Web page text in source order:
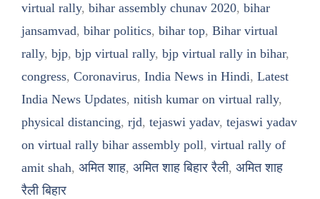
virtual rally, bihar assembly chunav 2020, bihar
jansamvad, bihar politics, bihar top, Bihar virtual
rally, bjp, bjp virtual rally, bjp virtual rally in bihar,
congress, Coronavirus, India News in Hindi, Latest
India News Updates, nitish kumar on virtual rally,
physical distancing, rjd, tejaswi yadav, tejaswi yadav
on virtual rally bihar assembly poll, virtual rally of
amit shah, अमित शाह, अमित शाह बिहार रैली, अमित शाह
रैली बिहार